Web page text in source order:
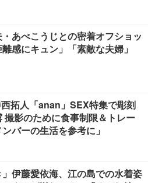
あべこうじとの密着オフショッ
離感にキュン」「素敵な夫婦」
拓人「anan」SEX特集で彫刻
撮影のために食事制限＆トレー
バーの生活を参考に」
」伊藤愛依海、江の島での水着姿